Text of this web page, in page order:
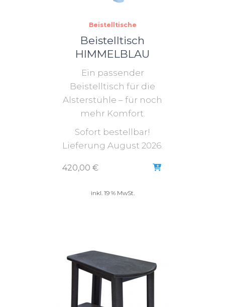
Beistelltische
Beistelltisch
HIMMELBLAU
Ein passender
Beistelltisch für die
Alsterstühle – für noch
mehr Komfort.
Sofort bestellbar!
Lieferung August 2026.
420,00 €
inkl. 19 % MwSt.